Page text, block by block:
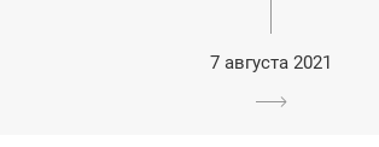
7 августа 2021